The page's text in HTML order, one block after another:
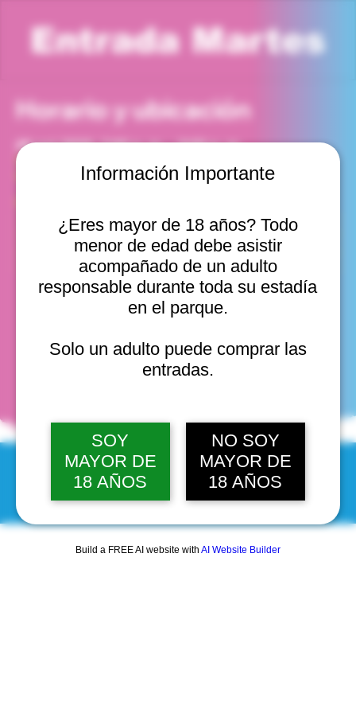
Información Importante
¿Eres mayor de 18 años? Todo
menor de edad debe asistir
acompañado de un adulto
responsable durante toda su estadía
en el parque.
Solo un adulto puede comprar las
entradas.
SOY
MAYOR DE
18 AÑOS
NO SOY
MAYOR DE
18 AÑOS
Build a FREE AI website with AI Website Builder
Entrada Martes
Horario y ubicación
28 oct 2025, 7:00 p. m. – 8:00 p. m.
Viña del Mar, Cam. Internacional 2440, Viña del Mar,
Valparaíso, Chile
mar, 11 ago, 10:00 a. m.
mar, 11 ago, 11:00 a. m.
mar, 11 ago, 12:00 p. m.
Ver 20
fechas
© 2025 by Scantastic.